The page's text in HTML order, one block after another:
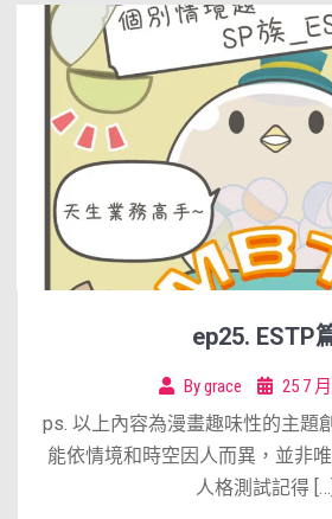
ep25. ESTP
Bygrace 25 7
ps. 以上內容為漫畫趣味性的主題
能依情境和時空因人而異，並非
人格測試記得 […]